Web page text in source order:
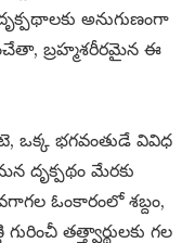
అనుగుణంగా
బ్రహ్మశరీరమైన ఈ
ఒక్క భగవంతుడే వివిధ
దృక్పథం మేరకు
ఓంకారంలో శబ్దం,
తత్త్వార్థులకు గల